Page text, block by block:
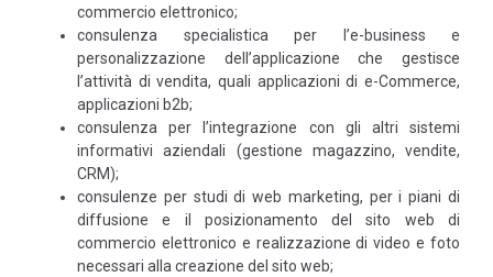
commercio elettronico;
consulenza specialistica per l’e-business e
personalizzazione dell’applicazione che gestisce
l’attività di vendita, quali applicazioni di e-Commerce,
applicazioni b2b;
consulenza per l’integrazione con gli altri sistemi
informativi aziendali (gestione magazzino, vendite,
CRM);
consulenze per studi di web marketing, per i piani di
diffusione e il posizionamento del sito web di
commercio elettronico e realizzazione di video e foto
necessari alla creazione del sito web;